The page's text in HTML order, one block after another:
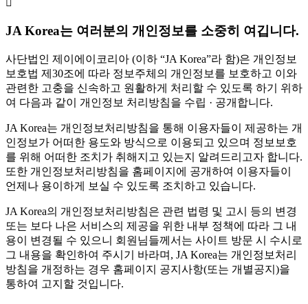
JA Korea는 여러분의 개인정보를 소중히 여깁니다.
사단법인 제이에이코리아 (이하 “JA Korea”라 함)은 개인정보
보호법 제30조에 따라 정보주체의 개인정보를 보호하고 이와
관련한 고충을 신속하고 원활하게 처리할 수 있도록 하기 위하
여 다음과 같이 개인정보 처리방침을 수립 · 공개합니다.
JA Korea는 개인정보처리방침을 통해 이용자들이 제공하는 개
인정보가 어떠한 용도와 방식으로 이용되고 있으며 정보보호
를 위해 어떠한 조치가 취해지고 있는지 알려드리고자 합니다.
또한 개인정보처리방침을 홈페이지에 공개하여 이용자들이
언제나 용이하게 보실 수 있도록 조치하고 있습니다.
JA Korea의 개인정보처리방침은 관련 법령 및 고시 등의 변경
또는 보다 나은 서비스의 제공을 위한 내부 정책에 따라 그 내
용이 변경될 수 있으니 회원님들께서는 사이트 방문 시 수시로
그 내용을 확인하여 주시기 바라며, JA Korea는 개인정보처리
방침을 개정하는 경우 홈페이지 공지사항(또는 개별공지)을
통하여 고지할 것입니다.